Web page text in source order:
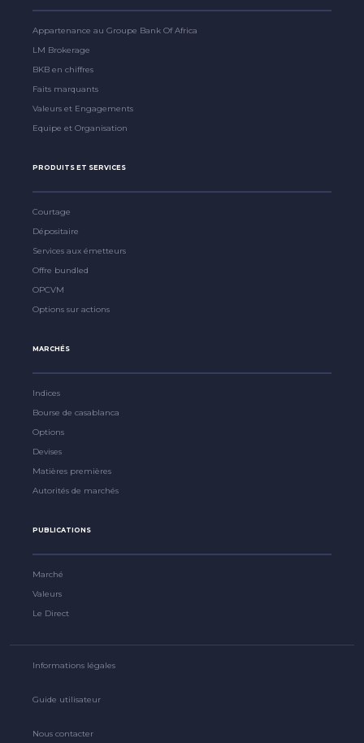
Appartenance au Groupe Bank Of Africa
LM Brokerage
BKB en chiffres
Faits marquants
Valeurs et Engagements
Equipe et Organisation
PRODUITS ET SERVICES
Courtage
Dépositaire
Services aux émetteurs
Offre bundled
OPCVM
Options sur actions
MARCHÉS
Indices
Bourse de casablanca
Options
Devises
Matières premières
Autorités de marchés
PUBLICATIONS
Marché
Valeurs
Le Direct
Informations légales
Guide utilisateur
Nous contacter